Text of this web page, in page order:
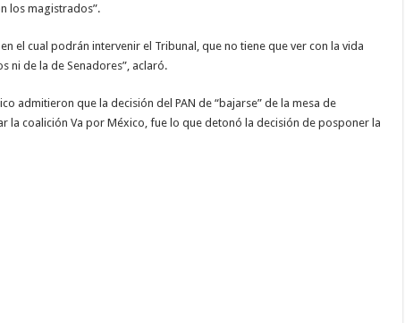
los magistrados”.
el cual podrán intervenir el Tribunal, que no tiene que ver con la vida
ni de la de Senadores”, aclaró.
admitieron que la decisión del PAN de “bajarse” de la mesa de
la coalición Va por México, fue lo que detonó la decisión de posponer la